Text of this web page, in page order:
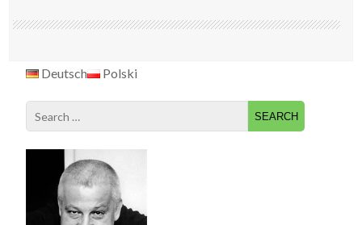
Deutsch Polski
Search
for: